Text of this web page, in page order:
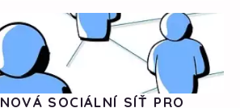
SOCIÁLNÍ SÍŤ PRO